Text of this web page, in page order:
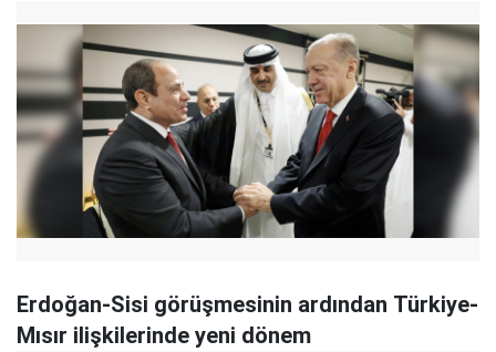
Erdoğan-Sisi görüşmesinin ardından Türkiye-
Mısır ilişkilerinde yeni dönem